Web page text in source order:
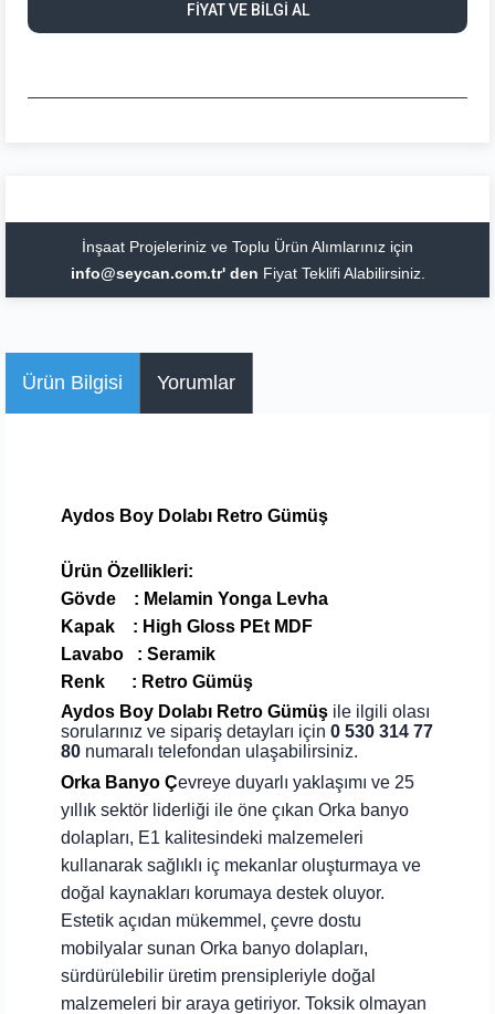
FİYAT VE BİLGİ AL
İnşaat Projeleriniz ve Toplu Ürün Alımlarınız için
info@seycan.com.tr' den Fiyat Teklifi Alabilirsiniz.
Ürün Bilgisi Yorumlar
Aydos Boy Dolabı Retro Gümüş
Ürün Özellikleri:
Gövde : Melamin Yonga Levha
Kapak : High Gloss PEt MDF
Lavabo : Seramik
Renk : Retro Gümüş
Aydos Boy Dolabı Retro Gümüş i le ilgili olası
sorularınız ve sipariş detayları için 0 530 314 77
80 numaralı telefondan ulaşabilirsiniz.
Orka Banyo Çevreye duyarlı yaklaşımı ve 25
yıllık sektör liderliği ile öne çıkan Orka banyo
dolapları, E1 kalitesindeki malzemeleri
kullanarak sağlıklı iç mekanlar oluşturmaya ve
doğal kaynakları korumaya destek oluyor.
Estetik açıdan mükemmel, çevre dostu
mobilyalar sunan Orka banyo dolapları,
sürdürülebilir üretim prensipleriyle doğal
malzemeleri bir araya getiriyor. Toksik olmayan